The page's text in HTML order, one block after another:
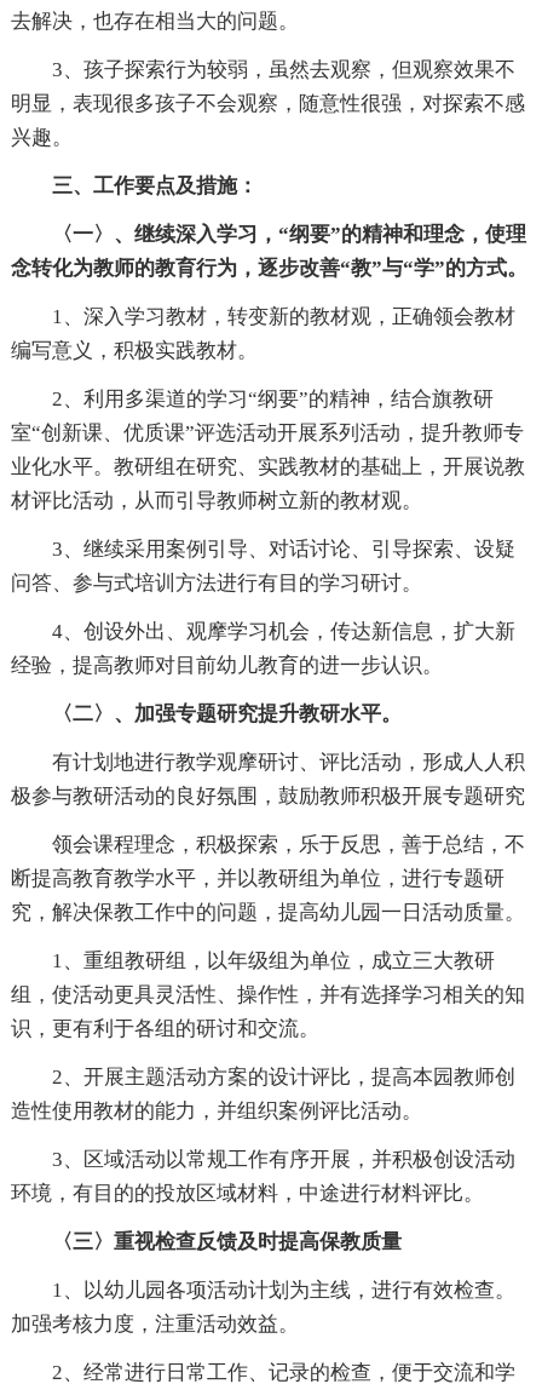
去解决，也存在相当大的问题。
3、孩子探索行为较弱，虽然去观察，但观察效果不
明显，表现很多孩子不会观察，随意性很强，对探索不感
兴趣。
三、工作要点及措施：
〈一〉、继续深入学习，“纲要”的精神和理念，使理
念转化为教师的教育行为，逐步改善“教”与“学”的方式。
1、深入学习教材，转变新的教材观，正确领会教材
编写意义，积极实践教材。
2、利用多渠道的学习“纲要”的精神，结合旗教研
室“创新课、优质课”评选活动开展系列活动，提升教师专
业化水平。教研组在研究、实践教材的基础上，开展说教
材评比活动，从而引导教师树立新的教材观。
3、继续采用案例引导、对话讨论、引导探索、设疑
问答、参与式培训方法进行有目的学习研讨。
4、创设外出、观摩学习机会，传达新信息，扩大新
经验，提高教师对目前幼儿教育的进一步认识。
〈二〉、加强专题研究提升教研水平。
有计划地进行教学观摩研讨、评比活动，形成人人积
极参与教研活动的良好氛围，鼓励教师积极开展专题研究
领会课程理念，积极探索，乐于反思，善于总结，不
断提高教育教学水平，并以教研组为单位，进行专题研
究，解决保教工作中的问题，提高幼儿园一日活动质量。
1、重组教研组，以年级组为单位，成立三大教研
组，使活动更具灵活性、操作性，并有选择学习相关的知
识，更有利于各组的研讨和交流。
2、开展主题活动方案的设计评比，提高本园教师创
造性使用教材的能力，并组织案例评比活动。
3、区域活动以常规工作有序开展，并积极创设活动
环境，有目的的投放区域材料，中途进行材料评比。
〈三〉重视检查反馈及时提高保教质量
1、以幼儿园各项活动计划为主线，进行有效检查。
加强考核力度，注重活动效益。
2、经常进行日常工作、记录的检查，便于交流和学